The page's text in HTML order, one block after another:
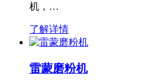
机，…
了解详情
雷蒙磨粉机